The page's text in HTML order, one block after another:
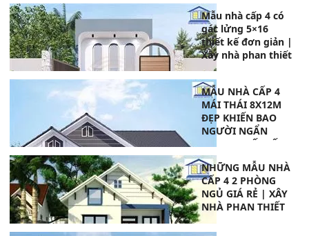
Mẫu nhà cấp 4 có
gác lửng 5×16
thiết kế đơn giản |
Xây nhà phan thiết
MẪU NHÀ CẤP 4
MÁI THÁI 8X12M
ĐẸP KHIẾN BAO
NGƯỜI NGẨN
NGƠ | THIẾT KẾ
NHÀ PHAN THIẾT
NHỮNG MẪU NHÀ
CẤP 4 2 PHÒNG
NGỦ GIÁ RẺ | XÂY
NHÀ PHAN THIẾT